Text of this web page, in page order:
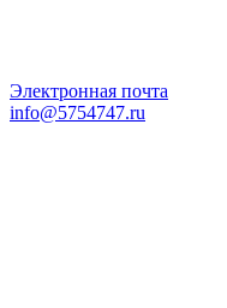
Электронная почта
info@5754747.ru